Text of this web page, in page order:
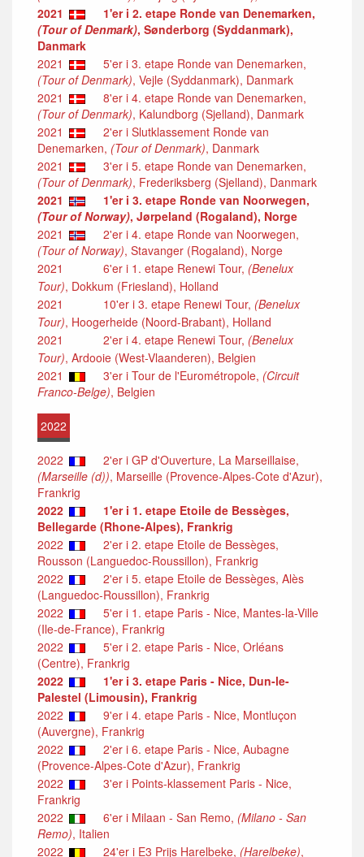
2021
1'er i 2. etape Ronde van Denemarken,
(Tour of Denmark), Sønderborg (Syddanmark),
Danmark
2021
5'er i 3. etape Ronde van Denemarken,
(Tour of Denmark), Vejle (Syddanmark), Danmark
2021
8'er i 4. etape Ronde van Denemarken,
(Tour of Denmark), Kalundborg (Sjelland), Danmark
2021
2'er i Slutklassement Ronde van
Denemarken, (Tour of Denmark), Danmark
2021
3'er i 5. etape Ronde van Denemarken,
(Tour of Denmark), Frederiksberg (Sjelland), Danmark
2021
1'er i 3. etape Ronde van Noorwegen,
(Tour of Norway), Jørpeland (Rogaland), Norge
2021
2'er i 4. etape Ronde van Noorwegen,
(Tour of Norway), Stavanger (Rogaland), Norge
2021
6'er i 1. etape Renewi Tour, (Benelux
Tour), Dokkum (Friesland), Holland
2021
10'er i 3. etape Renewi Tour, (Benelux
Tour), Hoogerheide (Noord-Brabant), Holland
2021
2'er i 4. etape Renewi Tour, (Benelux
Tour), Ardooie (West-Vlaanderen), Belgien
2021
3'er i Tour de l'Eurométropole, (Circuit
Franco-Belge), Belgien
2022
2022
2'er i GP d'Ouverture, La Marseillaise,
(Marseille (d)), Marseille (Provence-Alpes-Cote d'Azur),
Frankrig
2022
1'er i 1. etape Etoile de Bessèges,
Bellegarde (Rhone-Alpes), Frankrig
2022
2'er i 2. etape Etoile de Bessèges,
Rousson (Languedoc-Roussillon), Frankrig
2022
2'er i 5. etape Etoile de Bessèges, Alès
(Languedoc-Roussillon), Frankrig
2022
5'er i 1. etape Paris - Nice, Mantes-la-Ville
(Ile-de-France), Frankrig
2022
5'er i 2. etape Paris - Nice, Orléans
(Centre), Frankrig
2022
1'er i 3. etape Paris - Nice, Dun-le-
Palestel (Limousin), Frankrig
2022
9'er i 4. etape Paris - Nice, Montluçon
(Auvergne), Frankrig
2022
2'er i 6. etape Paris - Nice, Aubagne
(Provence-Alpes-Cote d'Azur), Frankrig
2022
3'er i Points-klassement Paris - Nice,
Frankrig
2022
6'er i Milaan - San Remo, (Milano - San
Remo), Italien
2022
24'er i E3 Prijs Harelbeke, (Harelbeke),